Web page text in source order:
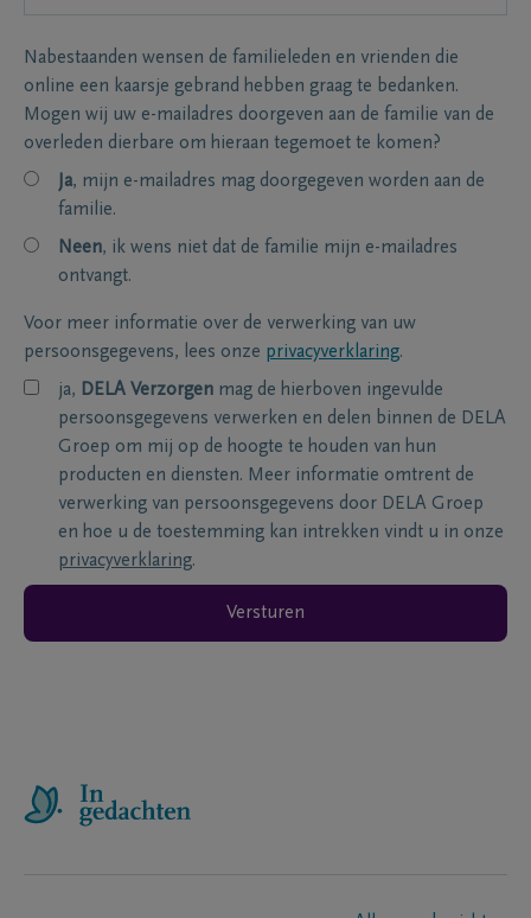
Nabestaanden wensen de familieleden en vrienden die
online een kaarsje gebrand hebben graag te bedanken.
Mogen wij uw e-mailadres doorgeven aan de familie van de
overleden dierbare om hieraan tegemoet te komen?
Ja, mijn e-mailadres mag doorgegeven worden aan de
familie.
Neen, ik wens niet dat de familie mijn e-mailadres
ontvangt.
Voor meer informatie over de verwerking van uw
persoonsgegevens, lees onze privacyverklaring.
ja, DELA Verzorgen mag de hierboven ingevulde
persoonsgegevens verwerken en delen binnen de DELA
Groep om mij op de hoogte te houden van hun
producten en diensten. Meer informatie omtrent de
verwerking van persoonsgegevens door DELA Groep
en hoe u de toestemming kan intrekken vindt u in onze
privacyverklaring.
Versturen